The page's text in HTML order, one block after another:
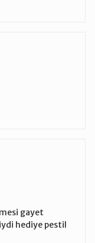
gayet
hediye pestil